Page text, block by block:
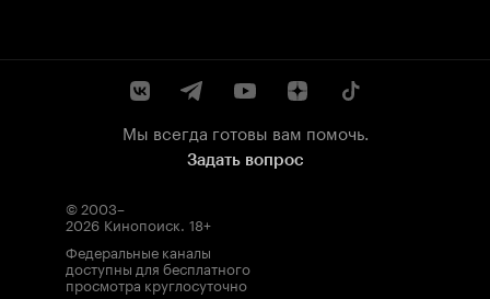
Мы всегда готовы вам помочь.
Задать вопрос
© 2003–
2026 Кинопоиск. 18+
Федеральные каналы
доступны для бесплатного
просмотра круглосуточно